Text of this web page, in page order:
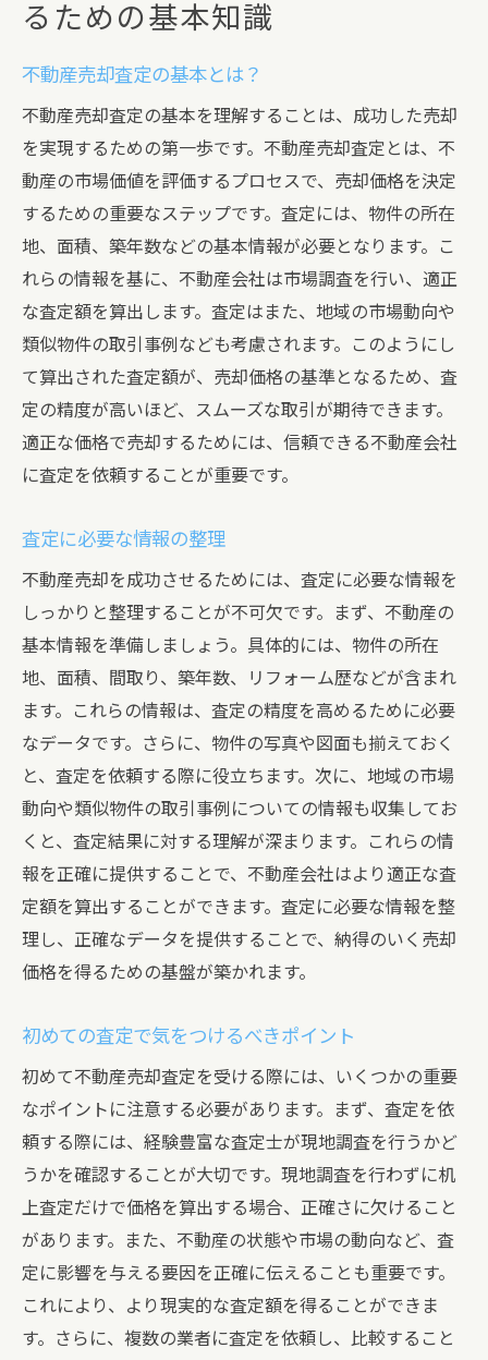
不動産売却における市場動向の重要性を理解す
経済状況と不動産市場の関係
過去の市場動向から未来を予測する方法
市場動向を理解するためのリソース
市場動向を活用した売却戦略
信頼できる不動産業者を見つけるためのポイン
ト
信頼できる業者の選び方
業者の評判を確認する方法
面談で確認すべき重要なポイント
複数の業者を比較するメリット
信頼できる業者との長期的な関係を築く方
法
物件査定の流れと重要なチェックポイント
物件査定の一般的な流れ
現地査定の準備方法
査定でチェックされるポイント
査定結果のフィードバック
査定後の対応策
再査定のタイミングと方法
不動産売却に必要な書類とその準備方法
不動産売却に必要な基本書類
書類の準備と管理方法
書類の提出先と提出方法
書類の保管方法と期限
書類の更新と追加の必要性
査定価格を最大化するための物件の魅せ方
第一印象を良くするためのポイント
内装と外装の改修方法
家の見せ方とステージングの重要性
写真撮影のテクニック
物件見学の際のアドバイス
るための基本知識
不動産売却査定の基本とは？
不動産売却査定の基本を理解することは、成功した売却
を実現するための第一歩です。不動産売却査定とは、不
動産の市場価値を評価するプロセスで、売却価格を決定
するための重要なステップです。査定には、物件の所在
地、面積、築年数などの基本情報が必要となります。こ
れらの情報を基に、不動産会社は市場調査を行い、適正
な査定額を算出します。査定はまた、地域の市場動向や
類似物件の取引事例なども考慮されます。このようにし
て算出された査定額が、売却価格の基準となるため、査
定の精度が高いほど、スムーズな取引が期待できます。
適正な価格で売却するためには、信頼できる不動産会社
に査定を依頼することが重要です。
査定に必要な情報の整理
不動産売却を成功させるためには、査定に必要な情報を
しっかりと整理することが不可欠です。まず、不動産の
基本情報を準備しましょう。具体的には、物件の所在
地、面積、間取り、築年数、リフォーム歴などが含まれ
ます。これらの情報は、査定の精度を高めるために必要
なデータです。さらに、物件の写真や図面も揃えておく
と、査定を依頼する際に役立ちます。次に、地域の市場
動向や類似物件の取引事例についての情報も収集してお
くと、査定結果に対する理解が深まります。これらの情
報を正確に提供することで、不動産会社はより適正な査
定額を算出することができます。査定に必要な情報を整
理し、正確なデータを提供することで、納得のいく売却
価格を得るための基盤が築かれます。
初めての査定で気をつけるべきポイント
初めて不動産売却査定を受ける際には、いくつかの重要
なポイントに注意する必要があります。まず、査定を依
頼する際には、経験豊富な査定士が現地調査を行うかど
うかを確認することが大切です。現地調査を行わずに机
上査定だけで価格を算出する場合、正確さに欠けること
があります。また、不動産の状態や市場の動向など、査
定に影響を与える要因を正確に伝えることも重要です。
これにより、より現実的な査定額を得ることができま
す。さらに、複数の業者に査定を依頼し、比較すること